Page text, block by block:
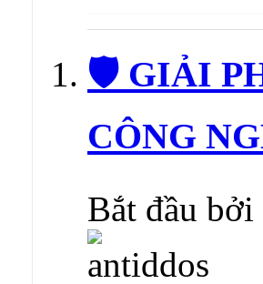
🛡️ GIẢI
CÔNG
Bắt đầu bởi